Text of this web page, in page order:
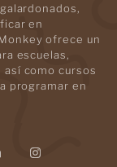
en
ofrece un
escuelas,
como cursos
programar en